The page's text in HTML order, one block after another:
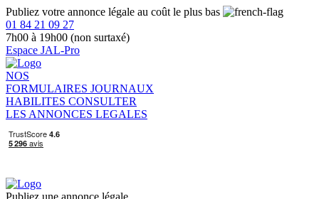
Publiez votre annonce légale au coût le plus bas
01 84 21 09 27
7h00 à 19h00 (non surtaxé)
Espace JAL-Pro
NOS
FORMULAIRES JOURNAUX
HABILITES CONSULTER
LES ANNONCES LEGALES
Publiez une annonce légale